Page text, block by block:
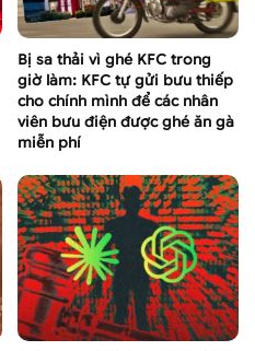
Bị sa thải vì ghé KFC trong
giờ làm: KFC tự gửi bưu thiếp
cho chính mình để các nhân
viên bưu điện được ghé ăn gà
miễn phí